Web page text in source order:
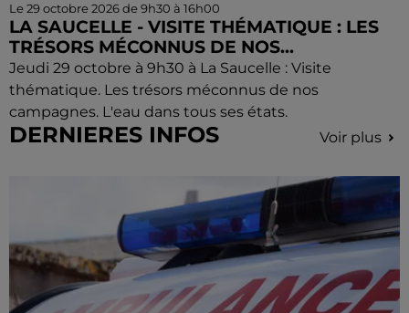
Le 29 octobre 2026 de 9h30 à 16h00
LA SAUCELLE - VISITE THÉMATIQUE : LES
TRÉSORS MÉCONNUS DE NOS...
Jeudi 29 octobre à 9h30 à La Saucelle : Visite
thématique. Les trésors méconnus de nos
campagnes. L'eau dans tous ses états.
DERNIERES INFOS Voir plus